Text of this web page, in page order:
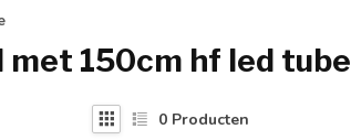
150cm hf led tube
0 Producten